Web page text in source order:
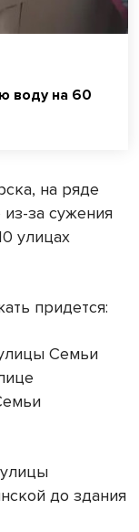
воду на 60
на ряде
за сужения
улицах
придется:
Семьи
до здания